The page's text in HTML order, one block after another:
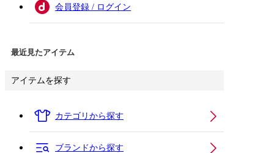
会員登録 / ログイン
最近見たアイテム
アイテムを探す
カテゴリから探す
ブランドから探す